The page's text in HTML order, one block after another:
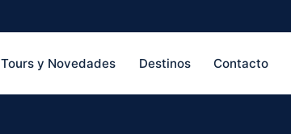
Tours y Novedades Destinos Contacto